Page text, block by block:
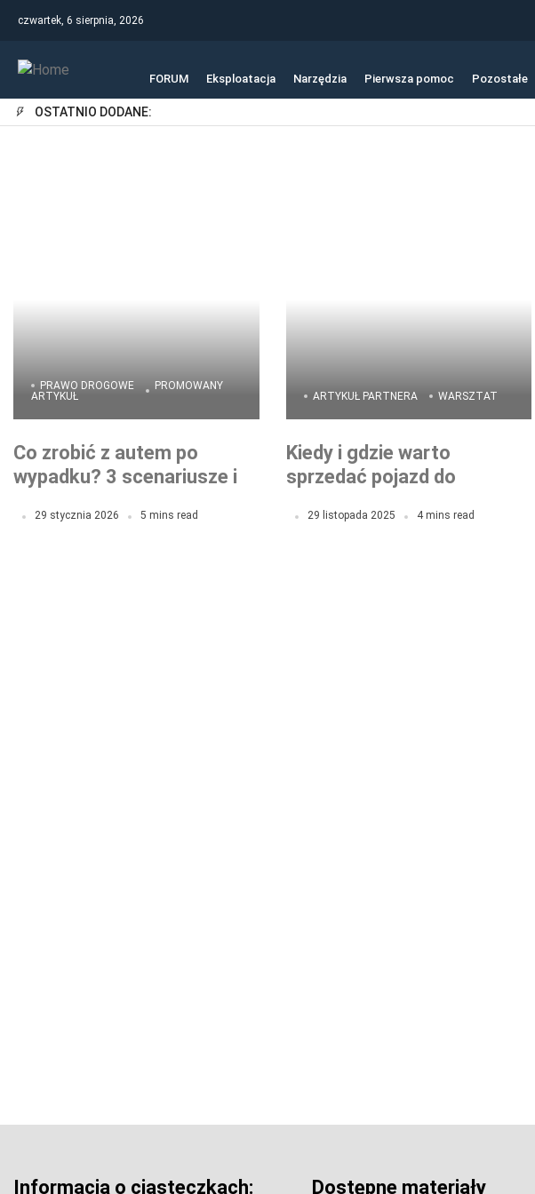
czwartek, 6 sierpnia, 2026
FORUM Eksploatacja Narzędzia Pierwsza pomoc Pozostałe
OSTATNIO DODANE:
PRAWO DROGOWE
PROMOWANY
ARTYKUŁ
Co zrobić z autem po
wypadku? 3 scenariusze i
29 stycznia 2026 5 mins read
ARTYKUŁ PARTNERA WARSZTAT
Kiedy i gdzie warto
sprzedać pojazd do
29 listopada 2025 4 mins read
Informacja o ciasteczkach: Dostępne materiały